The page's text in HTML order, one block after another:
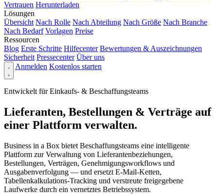
Vertrauen Herunterladen
Lösungen
Übersicht Nach Rolle Nach Abteilung Nach Größe Nach Branche
Nach Bedarf Vorlagen Preise
Ressourcen
Blog Erste Schritte Hilfecenter Bewertungen & Auszeichnungen
Sicherheit Pressecenter Über uns
Anmelden Kostenlos starten
Entwickelt für Einkaufs- & Beschaffungsteams
Lieferanten, Bestellungen & Verträge auf
einer Plattform verwalten.
Business in a Box bietet Beschaffungsteams eine intelligente
Plattform zur Verwaltung von Lieferantenbeziehungen,
Bestellungen, Verträgen, Genehmigungsworkflows und
Ausgabenverfolgung — und ersetzt E-Mail-Ketten,
Tabellenkalkulations-Tracking und verstreute freigegebene
Laufwerke durch ein vernetztes Betriebssystem.